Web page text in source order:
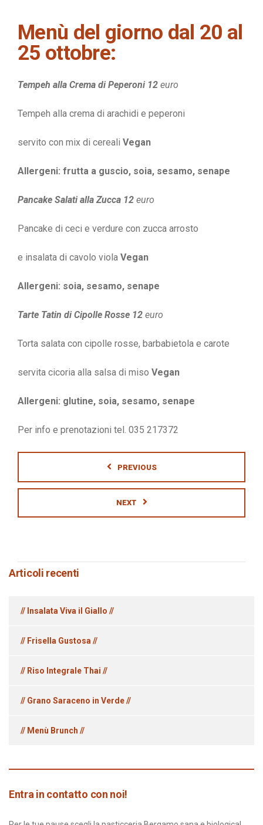
Menù del giorno dal 20 al
25 ottobre:
Tempeh alla Crema di Peperoni 12 euro
Tempeh alla crema di arachidi e peperoni
servito con mix di cereali Vegan
Allergeni: frutta a guscio, soia, sesamo, senape
Pancake Salati alla Zucca 12 euro
Pancake di ceci e verdure con zucca arrosto
e insalata di cavolo viola Vegan
Allergeni: soia, sesamo, senape
Tarte Tatin di Cipolle Rosse 12 euro
Torta salata con cipolle rosse, barbabietola e carote
servita cicoria alla salsa di miso Vegan
Allergeni: glutine, soia, sesamo, senape
Per info e prenotazioni tel. 035 217372
PREVIOUS
NEXT
Articoli recenti
// Insalata Viva il Giallo //
// Frisella Gustosa //
// Riso Integrale Thai //
// Grano Saraceno in Verde //
// Menù Brunch //
Entra in contatto con noi!